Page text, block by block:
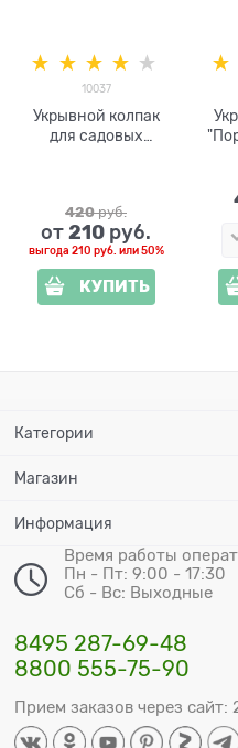
10037
Укрывной колпак
для садовых
420 руб.
от 210 руб.
выгода 210 руб. или50%
КУПИТЬ
Категории
Магазин
Информация
Время работы
Пн - Пт: 9:00 - 17:30
Сб - Вс: Выходные
8495 287-69-48
8800 555-75-90
Прием заказов через сайт: